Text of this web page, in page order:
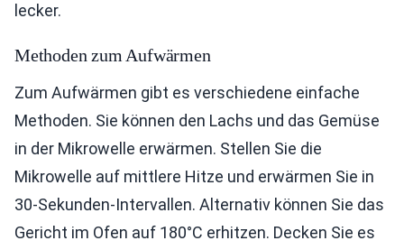
lecker.
Methoden zum Aufwärmen
Zum Aufwärmen gibt es verschiedene einfache
Methoden. Sie können den Lachs und das Gemüse
in der Mikrowelle erwärmen. Stellen Sie die
Mikrowelle auf mittlere Hitze und erwärmen Sie in
30-Sekunden-Intervallen. Alternativ können Sie das
Gericht im Ofen auf 180°C erhitzen. Decken Sie es